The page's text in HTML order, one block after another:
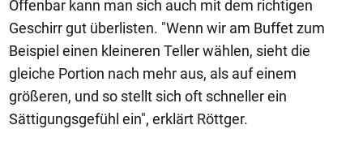
Offenbar kann man sich auch mit dem richtigen
Geschirr gut überlisten. "Wenn wir am Buffet zum
Beispiel einen kleineren Teller wählen, sieht die
gleiche Portion nach mehr aus, als auf einem
größeren, und so stellt sich oft schneller ein
Sättigungsgefühl ein", erklärt Röttger.